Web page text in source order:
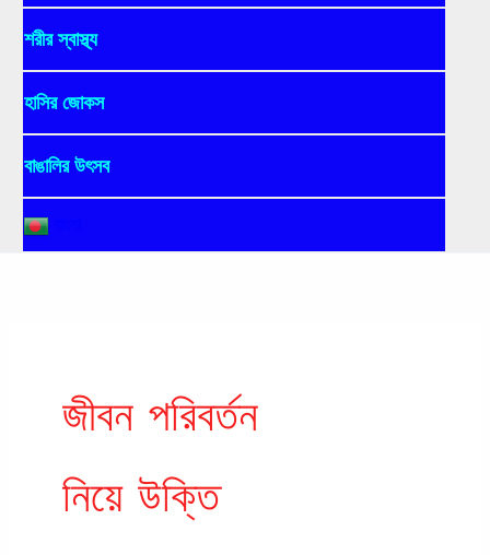
শরীর স্বাস্থ্য
হাসির জোকস
বাঙালির উৎসব
জীবন পরিবর্তন
নিয়ে উক্তি